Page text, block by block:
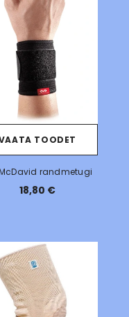
TOODET
randmetugi
18,80 €